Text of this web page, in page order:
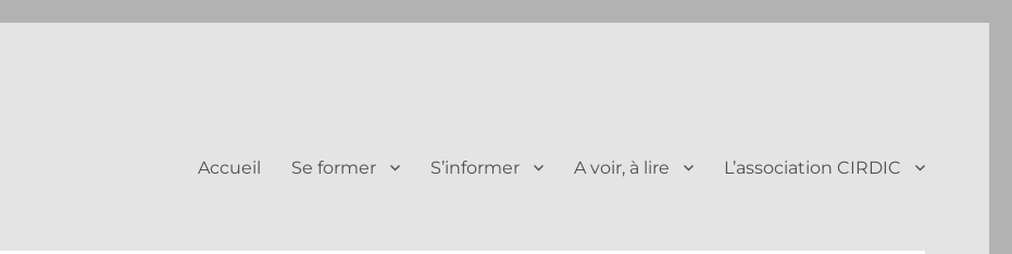
Accueil Se former S’informer A voir, à lire L’association CIRDIC